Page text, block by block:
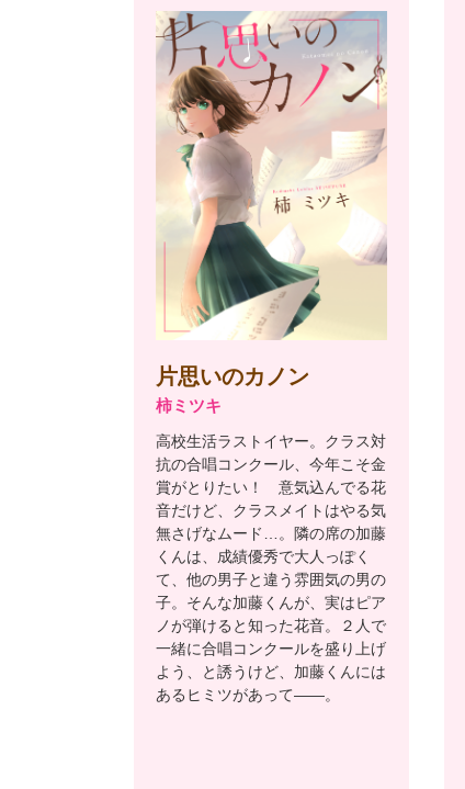
片思いのカノン
柿ミツキ
高校生活ラストイヤー。クラス対
抗の合唱コンクール、今年こそ金
賞がとりたい！ 意気込んでる花
音だけど、クラスメイトはやる気
無さげなムード…。隣の席の加藤
くんは、成績優秀で大人っぽく
て、他の男子と違う雰囲気の男の
子。そんな加藤くんが、実はピア
ノが弾けると知った花音。２人で
一緒に合唱コンクールを盛り上げ
よう、と誘うけど、加藤くんには
あるヒミツがあって――。